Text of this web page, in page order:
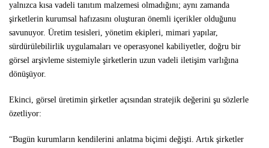
yalnızca kısa vadeli tanıtım malzemesi olmadığını; aynı zamanda
şirketlerin kurumsal hafızasını oluşturan önemli içerikler olduğunu
savunuyor. Üretim tesisleri, yönetim ekipleri, mimari yapılar,
sürdürülebilirlik uygulamaları ve operasyonel kabiliyetler, doğru bir
görsel arşivleme sistemiyle şirketlerin uzun vadeli iletişim varlığına
dönüşüyor.
Ekinci, görsel üretimin şirketler açısından stratejik değerini şu sözlerle
özetliyor:
“Bugün kurumların kendilerini anlatma biçimi değişti. Artık şirketler